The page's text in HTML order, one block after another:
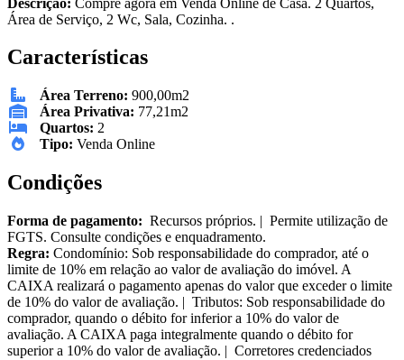
Área de Serviço, 2 Wc, Sala, Cozinha. .
Características
Área Terreno: 900,00m2
Área Privativa: 77,21m2
Quartos: 2
Tipo: Venda Online
Condições
Forma de pagamento: Recursos próprios. | Permite utilização de
FGTS. Consulte condições e enquadramento.
Regra: Condomínio: Sob responsabilidade do comprador, até o
limite de 10% em relação ao valor de avaliação do imóvel. A
CAIXA realizará o pagamento apenas do valor que exceder o limite
de 10% do valor de avaliação. | Tributos: Sob responsabilidade do
comprador, quando o débito for inferior a 10% do valor de
avaliação. A CAIXA paga integralmente quando o débito for
superior a 10% do valor de avaliação. | Corretores credenciados